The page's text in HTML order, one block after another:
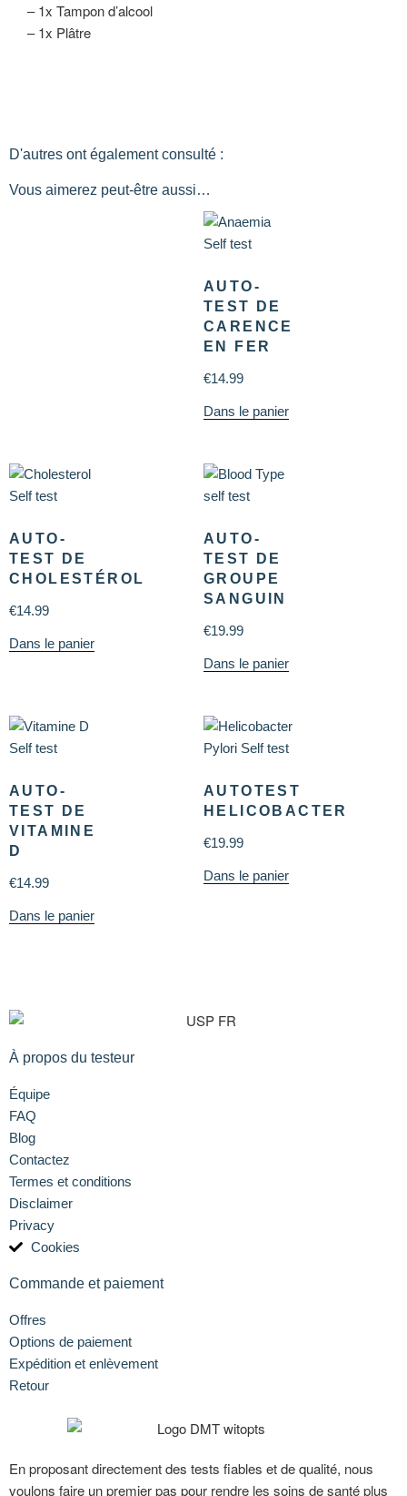
– 1x Tampon d’alcool
– 1x Plâtre
D'autres ont également consulté :
Vous aimerez peut-être aussi…
AUTO-
TEST DE
CARENCE
EN FER
€14.99
Dans le panier
AUTO-
TEST DE
CHOLESTÉROL
€14.99
Dans le panier
AUTO-
TEST DE
GROUPE
SANGUIN
€19.99
Dans le panier
AUTO-
TEST DE
VITAMINE
D
€14.99
Dans le panier
AUTOTEST
HELICOBACTER
€19.99
Dans le panier
À propos du testeur
Équipe
FAQ
Blog
Contactez
Termes et conditions
Disclaimer
Privacy
Cookies
Commande et paiement
Offres
Options de paiement
Expédition et enlèvement
Retour
En proposant directement des tests fiables et de qualité, nous
voulons faire un premier pas pour rendre les soins de santé plus